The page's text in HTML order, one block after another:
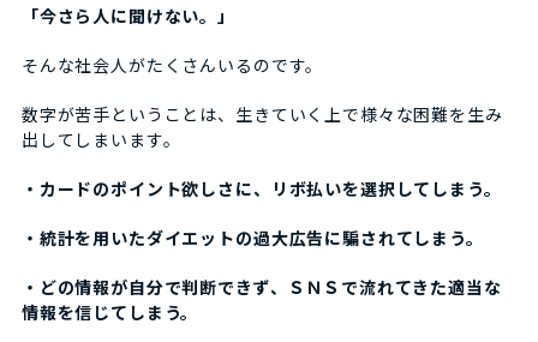
「今さら人に聞けない。」
そんな社会人がたくさんいるのです。
数字が苦手ということは、生きていく上で様々な困難を生み
出してしまいます。
・カードのポイント欲しさに、リボ払いを選択してしまう。
・統計を用いたダイエットの過大広告に騙されてしまう。
・どの情報が自分で判断できず、ＳＮＳで流れてきた適当な
情報を信じてしまう。